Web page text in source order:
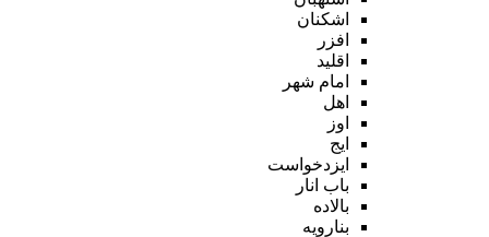
اشکنان
افزر
اقلید
امام شهر
اهل
اوز
ایج
ایزدخواست
باب انار
بالاده
بنارویه